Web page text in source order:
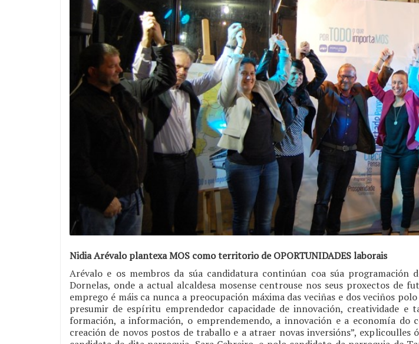
Nidia Arévalo plantexa MOS como territorio de OPORTUNIDADES laborais
Arévalo e os membros da súa candidatura continúan coa súa
Dornelas, onde a actual alcaldesa mosense centrouse nos seus proxectos de
emprego é máis ca nunca a preocupación máxima das veciñas e dos veciños
presumir de espíritu emprendedor capacidade de innovación, creatividade
formación, a información, o emprendemendo, a innovación e a economía do
creación de novos postos de traballo e a atraer novas inversións”, explicoulles